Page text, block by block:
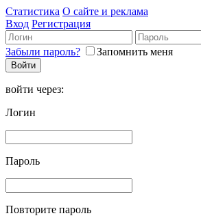
Статистика О сайте и реклама
Вход Регистрация
Забыли пароль? Запомнить меня
войти через:
Логин
Пароль
Повторите пароль